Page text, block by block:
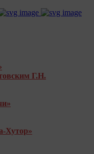
Г.Н.
Хутор»